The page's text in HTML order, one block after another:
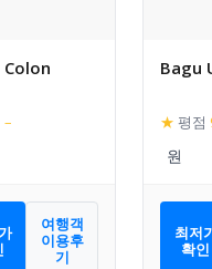
–
여행객
이용후
기
Bagu
★ 평점
최저
확인